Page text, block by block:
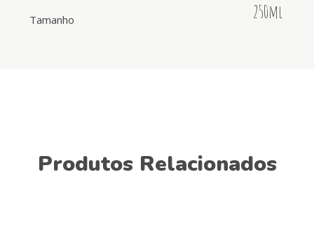
Tamanho 250ml
Produtos Relacionados